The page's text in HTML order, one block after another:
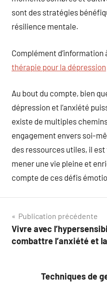
sont des stratégies
résilience mentale.
Complément d’information
thérapie pour la dépression
Au bout du compte, bien
dépression et l’anxiété
existe de multiples
engagement envers soi-
des ressources utiles, il
mener une vie pleine et
compte de ces défis
Navigation
de
Publication précédente
Vivre avec
combattre l’anxiété et
Techniques de